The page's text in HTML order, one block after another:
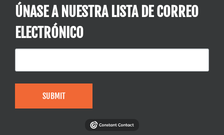
ÚNASE A NUESTRA LISTA DE CORREO
ELECTRÓNICO
SUBMIT